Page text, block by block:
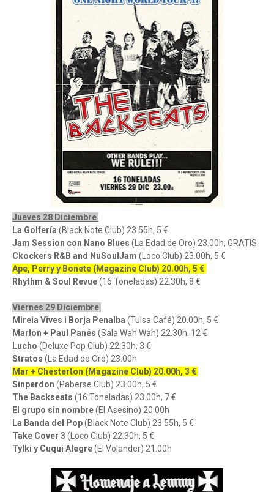
Jueves 28 Diciembre
La Golfería (Black Note Club) 23.55h, 5 €
Jam Session con Nano Blues (La Edad de Oro) 23.00h, GRATIS
Ckockers R&B and NuSoulJam (Loco Club) 23.00h, 5 €
Ape, Perry y Bonete (Magazine Club) 20.00h, 5 €
Rhythm & Soul Revue(16 Toneladas) 22.30h, 8 €
Viernes 29 Diciembre
Mireia Vives i Borja Penalba (Tulsa Café) 20.00h, 5 €
Marlon + Paul Panés (Sala Wah Wah) 22.30h. 12 €
Lucho (Deluxe Pop Club) 22.30h, 3 €
Stratos (La Edad de Oro) 23.00h
Mar + Chesterton (Magazine Club) 20.00h, 3 €
Sinperdon (Paberse Club) 23.00h, 5 €
The Backseats (16 Toneladas) 23.00h, 7 €
El grupo sin nombre(El Asesino) 20.00h
La Banda del Pop(Black Note Club) 23.55h, 5 €
Take Cover 3 (Loco Club) 22.30h, 5 €
Tylki y Cuqui Alegre(El Volander) 21.00h